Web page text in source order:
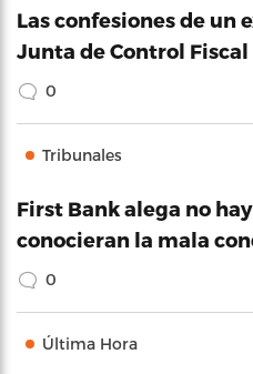
Las confesiones de un
Junta de Control Fiscal
0
Tribunales
First Bank alega no
conocieran la mala
0
Última Hora